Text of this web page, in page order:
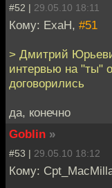
#52 | 29.05.10 18:11
Кому: ExaH, #51
> Дмитрий
интервью на "ты"
договорились
да, конечно
Goblin »
#53 | 29.05.10 18:12
Кому: